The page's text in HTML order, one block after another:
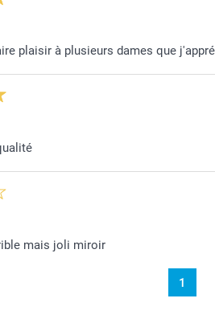
plaisir à plusieurs dames que
mais joli miroir
1